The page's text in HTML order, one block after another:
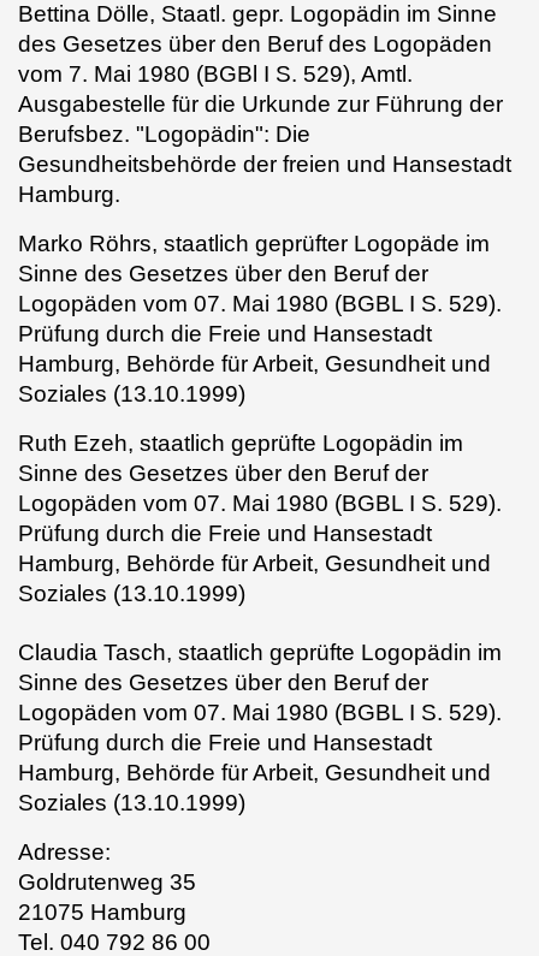
Bettina Dölle, Staatl. gepr. Logopädin im Sinne
des Gesetzes über den Beruf des Logopäden
vom 7. Mai 1980 (BGBl I S. 529), Amtl.
Ausgabestelle für die Urkunde zur Führung der
Berufsbez. "Logopädin": Die
Gesundheitsbehörde der freien und Hansestadt
Hamburg.
Marko Röhrs, staatlich geprüfter Logopäde im
Sinne des Gesetzes über den Beruf der
Logopäden vom 07. Mai 1980 (BGBL I S. 529).
Prüfung durch die Freie und Hansestadt
Hamburg, Behörde für Arbeit, Gesundheit und
Soziales (13.10.1999)
Ruth Ezeh, staatlich geprüfte Logopädin im
Sinne des Gesetzes über den Beruf der
Logopäden vom 07. Mai 1980 (BGBL I S. 529).
Prüfung durch die Freie und Hansestadt
Hamburg, Behörde für Arbeit, Gesundheit und
Soziales (13.10.1999)
Claudia Tasch, staatlich geprüfte Logopädin im
Sinne des Gesetzes über den Beruf der
Logopäden vom 07. Mai 1980 (BGBL I S. 529).
Prüfung durch die Freie und Hansestadt
Hamburg, Behörde für Arbeit, Gesundheit und
Soziales (13.10.1999)
Adresse:
Goldrutenweg 35
21075 Hamburg
Tel. 040 792 86 00